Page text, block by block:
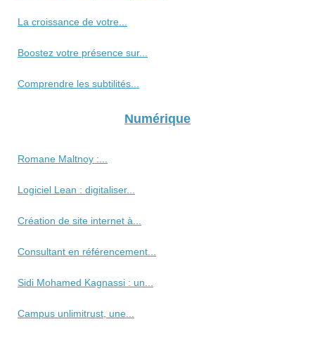
La croissance de votre...
Boostez votre présence sur...
Comprendre les subtilités...
Numérique
Romane Maltnoy :...
Logiciel Lean : digitaliser...
Création de site internet à...
Consultant en référencement...
Sidi Mohamed Kagnassi : un...
Campus unlimitrust, une...